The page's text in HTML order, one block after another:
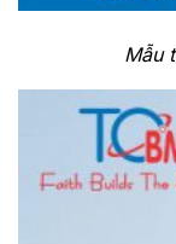
Mẫu